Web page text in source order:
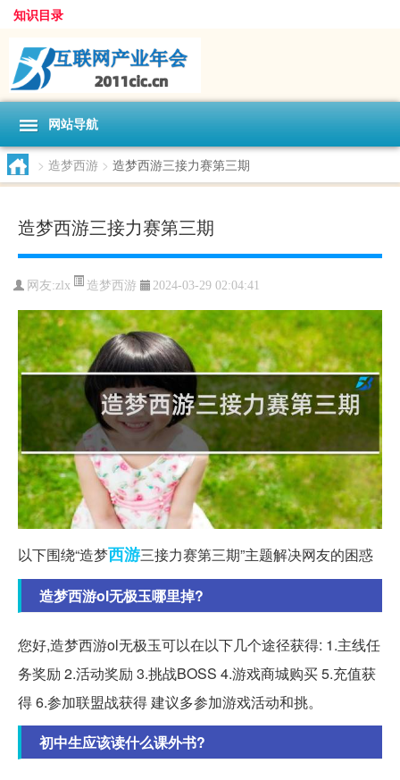
知识目录
网站导航
> 造梦西游 > 造梦西游三接力赛第三期
造梦西游三接力赛第三期
网友:zlx 造梦西游 2024-03-29 02:04:41
以下围绕“造梦西游三接力赛第三期”主题解决网友的困惑
造梦西游ol无极玉哪里掉?
您好,造梦西游ol无极玉可以在以下几个途径获得: 1.主线任
务奖励 2.活动奖励 3.挑战BOSS 4.游戏商城购买 5.充值获
得 6.参加联盟战获得 建议多参加游戏活动和挑。
初中生应该读什么课外书?